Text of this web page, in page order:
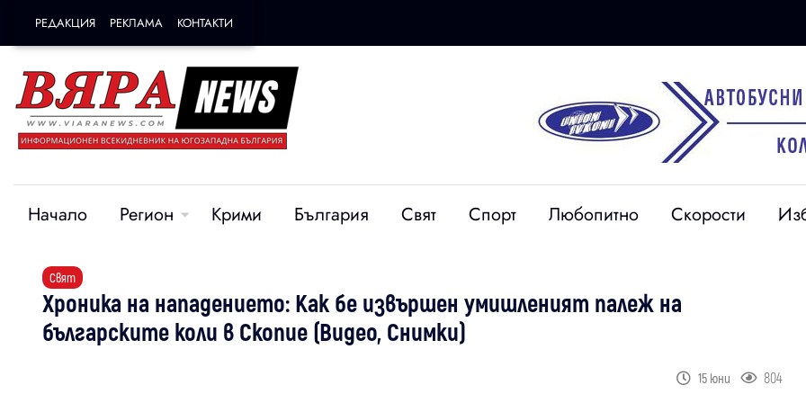
РЕДАКЦИЯ РЕКЛАМА КОНТАКТИ
Начало Регион Крими България Свят Спорт Любопитно Скорости
Свят
Хроника на нападението: Как бе извършен умишленият палеж на
българските коли в Скопие (Видео, Снимки)
15 юни 804